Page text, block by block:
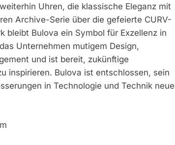
Uhren, die klassische Eleganz mit
Archive-Serie über die gefeierte CURV-
bleibt Bulova ein Symbol für Exzellenz in
Unternehmen mutigem Design,
und ist bereit, zukünftige
inspirieren. Bulova ist entschlossen, sein
in Technologie und Technik neue